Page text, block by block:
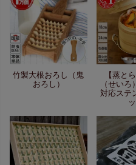
竹製大根おろし（鬼
おろし）
【蒸と
（せい
対応ステ